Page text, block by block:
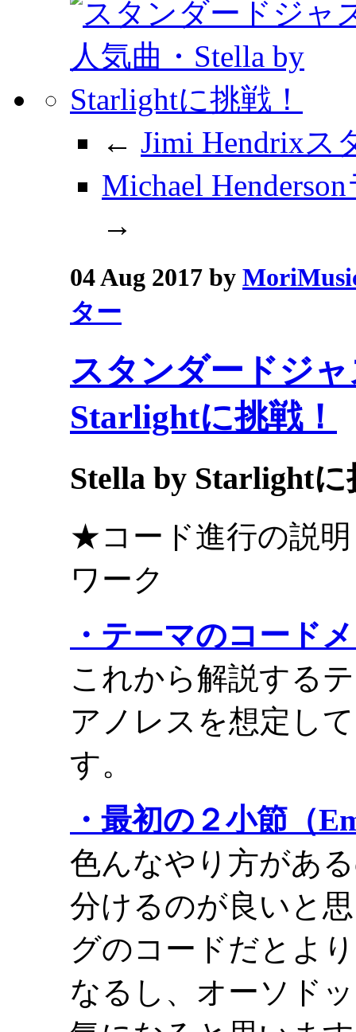
← Jimi Hendrixス
Michael
→
04 Aug 2017 by
ター
スタンダードジ
Starlightに挑戦！
Stella by Starlight
★コード進行の説
ワーク
・テーマのコード
これから解説する
アノレスを想定し
す。
・最初の２小節（
色んなやり方があ
分けるのが良いと
グのコードだとよ
なるし、オーソド